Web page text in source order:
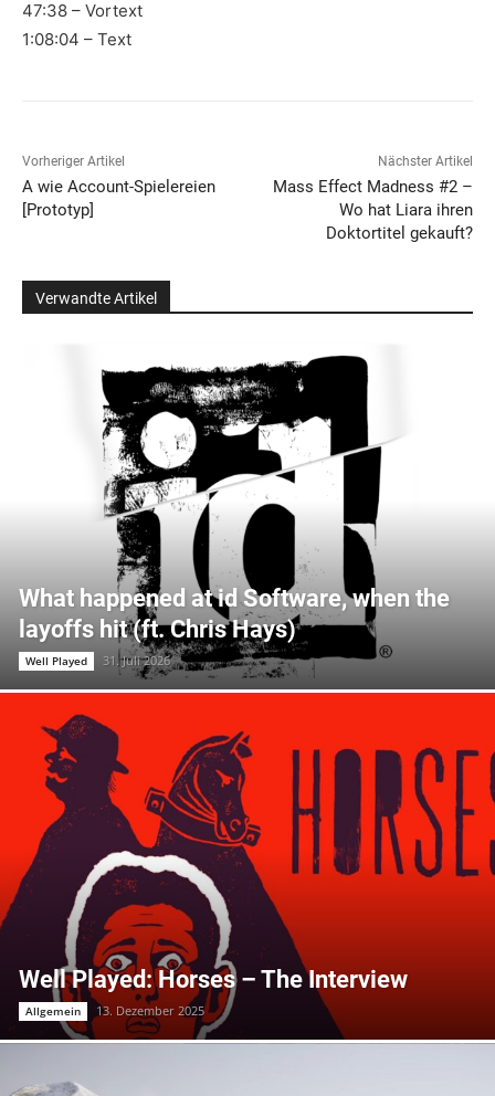
47:38 – Vortext
1:08:04 – Text
Vorheriger Artikel
A wie Account-Spielereien
[Prototyp]
Nächster Artikel
Mass Effect Madness #2 –
Wo hat Liara ihren
Doktortitel gekauft?
Verwandte Artikel
What happened at id Software, when the
layoffs hit (ft. Chris Hays)
Well Played 31. Juli 2026
Well Played: Horses – The Interview
Allgemein 13. Dezember 2025